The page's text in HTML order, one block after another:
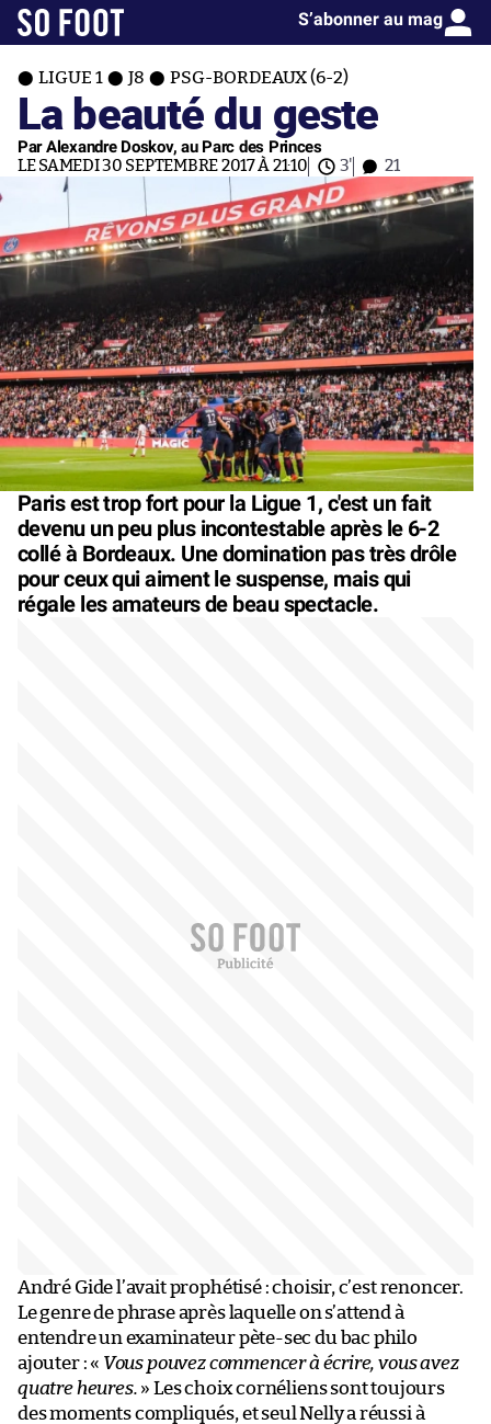
S’abonner au mag
LIGUE 1 J8 PSG-BORDEAUX (6-2)
La beauté du geste
Par Alexandre Doskov, au Parc des Princes
LE SAMEDI 30 SEPTEMBRE 2017 À 21:10 3' 21
Paris est trop fort pour la Ligue 1, c'est un fait
devenu un peu plus incontestable après le 6-2
collé à Bordeaux. Une domination pas très drôle
pour ceux qui aiment le suspense, mais qui
régale les amateurs de beau spectacle.
André Gide l’avait prophétisé : choisir, c’est renoncer.
Le genre de phrase après laquelle on s’attend à
entendre un examinateur pète-sec du bac philo
ajouter : « Vous pouvez commencer à écrire, vous avez
quatre heures. » Les choix cornéliens sont toujours
des moments compliqués, et seul Nelly a réussi à